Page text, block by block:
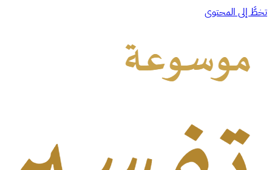
تخطَّ إلى المحتوى